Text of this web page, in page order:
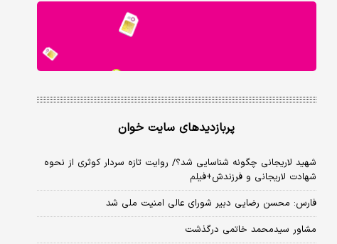
پربازدیدهای سایت خوان
شهید لاریجانی چگونه شناسایی شد؟/ روایت تازه سردار کوثری از نحوه
شهادت لاریجانی و فرزندش+فیلم
فارس: محسن رضایی دبیر شورای عالی امنیت ملی شد
مشاور سیدمحمد خاتمی درگذشت